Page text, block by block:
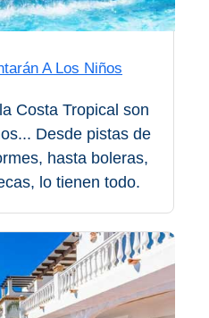
A Los Niños
Costa Tropical son
Desde pistas de
hasta boleras,
lo tienen todo.